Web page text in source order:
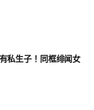
私生子！同框绯闻女